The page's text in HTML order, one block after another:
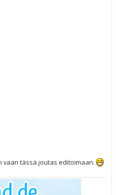
vaan tässä joutas editoimaan.